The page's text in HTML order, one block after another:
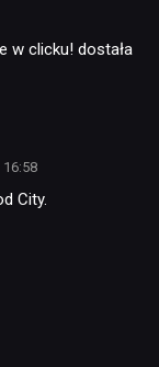
w clicku! dostała
City.